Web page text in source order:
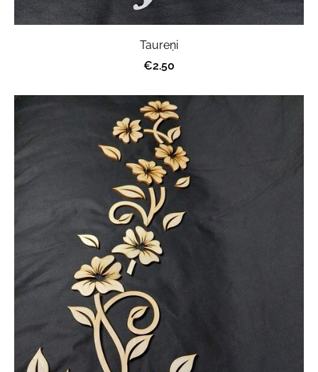
Taureņi
€2.50